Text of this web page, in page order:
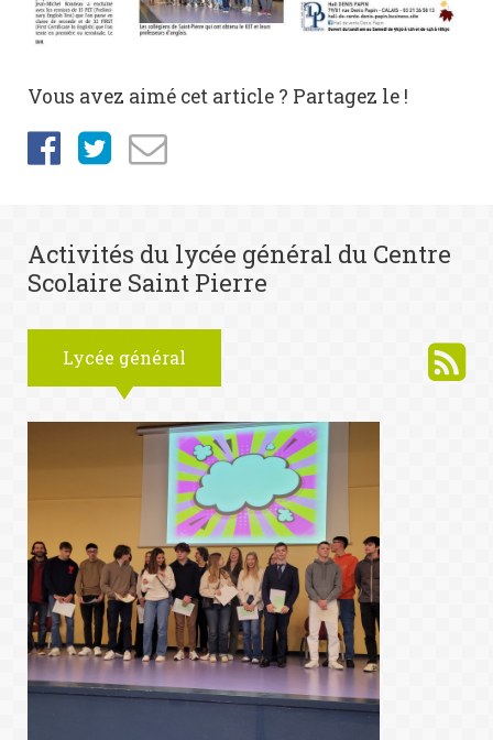
Vous avez aimé cet article ? Partagez le !
Activités du lycée général du Centre
Scolaire Saint Pierre
Lycée général